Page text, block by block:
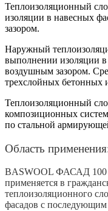
Теплоизоляционный
изоляции в навесных
зазором.
Наружный
выполнении изоляции
воздушным зазором.
трехслойных бетонных
Теплоизоляционный
композиционных
по стальной
Область
BASWOOL ФАСАД 100
применяется в
теплоизоляционного
фасадов с